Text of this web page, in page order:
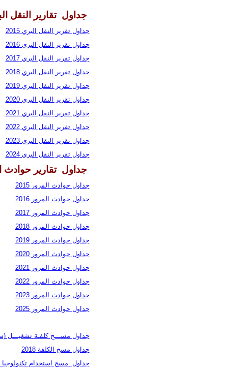
جداول تقارير النقل
جداول تقرير النقل البري 2015
جداول تقرير النقل البري 2016
جداول تقرير النقل البري 2017
جداول تقرير النقل البري 2018
جداول تقرير النقل البري 2019
جداول تقرير النقل البري 2020
جداول تقرير النقل البري 2021
جداول تقرير النقل البري 2022
جداول تقرير النقل البري 2023
جداول تقرير النقل البري 2024
جداول تقارير حوادث
جداول حوادث المرور 2015
جداول حوادث المرور 2016
جداول حوادث المرور 2017
جداول حوادث المرور 2018
جداول حوادث المرور 2019
جداول حوادث المرور 2020
جداول حوادث المرور 2021
جداول حوادث المرور 2022
جداول حوادث المرور 2023
جداول حوادث المرور 2025
جداول مســـح كلفـة تشغيـــل
جداول مسح الكلفة 2018
جداول مسح استخدام تكنولوجيا